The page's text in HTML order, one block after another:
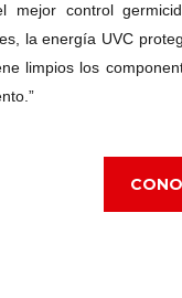
mejor control
la energía UVC
limpios los